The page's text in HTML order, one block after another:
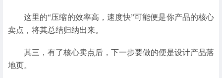
这里的“压缩的效率高，速度快”可能便是你产品的核心
卖点，将其总结归纳出来。
其三，有了核心卖点后，下一步要做的便是设计产品落
地页。